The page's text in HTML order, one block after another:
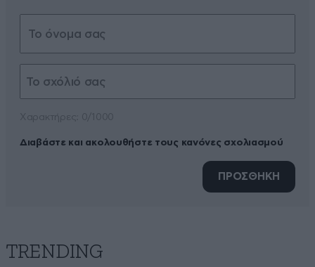
Διαβάστε και ακολουθήστε τους κανόνες σχολιασμού
ΠΡΟΣΘΗΚΗ
TRENDING